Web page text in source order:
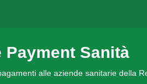
Payment Sanità
alle aziende sanitarie della